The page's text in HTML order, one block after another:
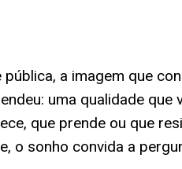
a imagem que
uma qualidade
que prende ou que
o sonho convida a